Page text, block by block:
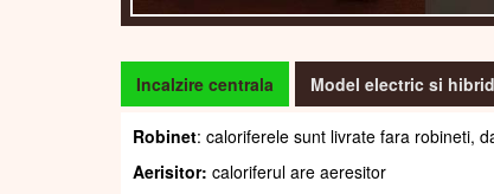
Incalzire centrala Model electric si hibrid
Robinet: caloriferele sunt livrate fara robineti,
Aerisitor: caloriferul are aeresitor